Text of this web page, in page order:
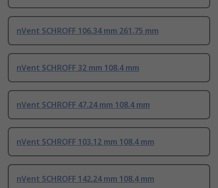
nVent SCHROFF 106.34 mm 261.75 mm
nVent SCHROFF 32 mm 108.4 mm
nVent SCHROFF 47.24 mm 108.4 mm
nVent SCHROFF 103.12 mm 108.4 mm
nVent SCHROFF 142.24 mm 108.4 mm